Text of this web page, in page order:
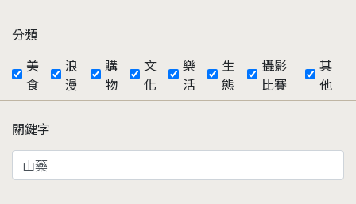
分類
美
食
浪
漫
購
物
文
化
樂
活
生
態
攝影
比賽
其
他
關鍵字